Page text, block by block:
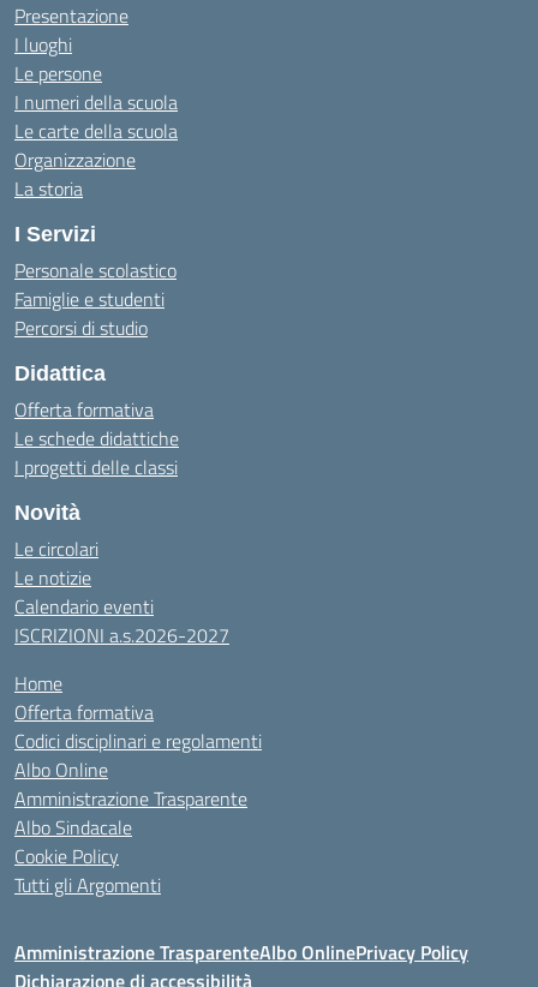
Presentazione
I luoghi
Le persone
I numeri della scuola
Le carte della scuola
Organizzazione
La storia
I Servizi
Personale scolastico
Famiglie e studenti
Percorsi di studio
Didattica
Offerta formativa
Le schede didattiche
I progetti delle classi
Novità
Le circolari
Le notizie
Calendario eventi
ISCRIZIONI a.s.2026-2027
Home
Offerta formativa
Codici disciplinari e regolamenti
Albo Online
Amministrazione Trasparente
Albo Sindacale
Cookie Policy
Tutti gli Argomenti
Amministrazione TrasparenteAlbo OnlinePrivacy Policy
Dichiarazione di accessibilità